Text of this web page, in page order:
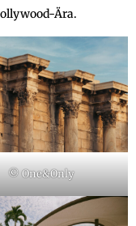
Ära.
© One&Only